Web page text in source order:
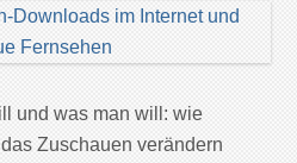
und was man will: wie
Zuschauen verändern